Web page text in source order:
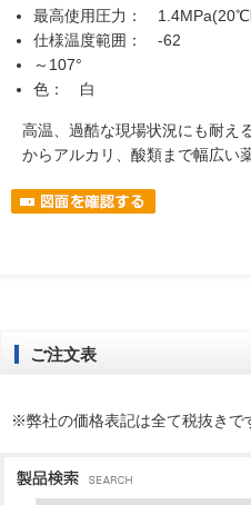
最高使用圧力： 1.4MPa(20℃
仕様温度範囲： -62
～107°
色： 白
高温、過酷な現場状況にも耐え
からアルカリ、酸類まで幅広い
ご注文表
※弊社の価格表記は全て税抜きで